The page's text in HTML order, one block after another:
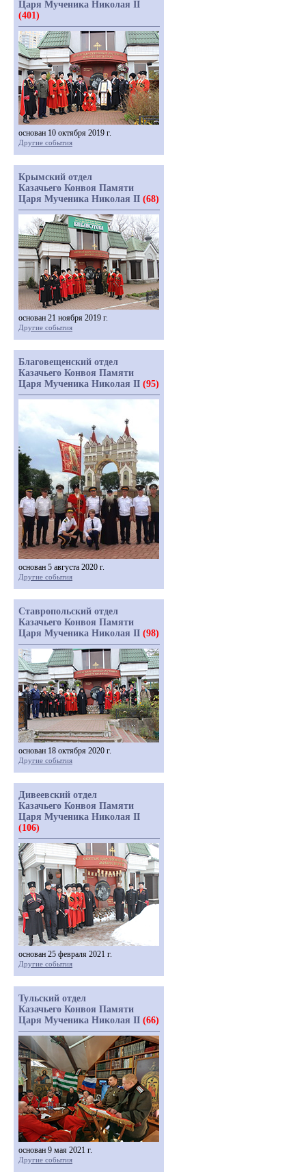
Царя Мученика Николая II
(401)
основан 10 октября 2019 г.
Другие события
Крымский отдел
Казачьего Конвоя Памяти
Царя Мученика Николая II (68)
основан 21 ноября 2019 г.
Другие события
Благовещенский отдел
Казачьего Конвоя Памяти
Царя Мученика Николая II (95)
основан 5 августа 2020 г.
Другие события
Ставропольский отдел
Казачьего Конвоя Памяти
Царя Мученика Николая II (98)
основан 18 октября 2020 г.
Другие события
Дивеевский отдел
Казачьего Конвоя Памяти
Царя Мученика Николая II
(106)
основан 25 февраля 2021 г.
Другие события
Тульский отдел
Казачьего Конвоя Памяти
Царя Мученика Николая II (66)
основан 9 мая 2021 г.
Другие события